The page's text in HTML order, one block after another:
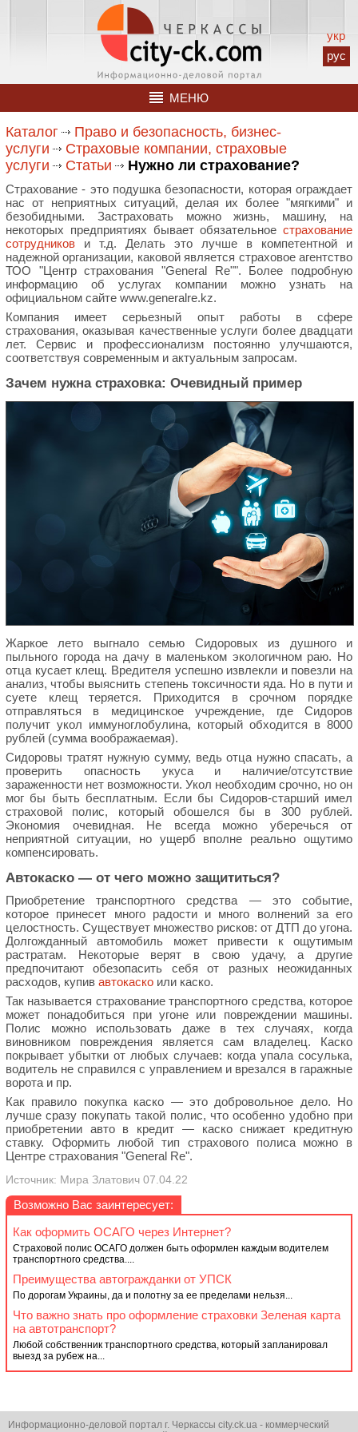
укр
рус
МЕНЮ
Каталог
Право и безопасность, бизнес-
услуги
Страховые компании, страховые
услуги
Статьи Нужно ли страхование?
Страхование - это подушка безопасности, которая ограждает
нас от неприятных ситуаций, делая их более "мягкими" и
безобидными. Застраховать можно жизнь, машину, на
некоторых предприятиях бывает обязательное страхование
сотрудников и т.д. Делать это лучше в компетентной и
надежной организации, каковой является страховое агентство
ТОО "Центр страхования "General Re"". Более подробную
информацию об услугах компании можно узнать на
официальном сайте www.generalre.kz.
Компания имеет серьезный опыт работы в сфере
страхования, оказывая качественные услуги более двадцати
лет. Сервис и профессионализм постоянно улучшаются,
соответствуя современным и актуальным запросам.
Зачем нужна страховка: Очевидный пример
Жаркое лето выгнало семью Сидоровых из душного и
пыльного города на дачу в маленьком экологичном раю. Но
отца кусает клещ. Вредителя успешно извлекли и повезли на
анализ, чтобы выяснить степень токсичности яда. Но в пути и
суете клещ теряется. Приходится в срочном порядке
отправляться в медицинское учреждение, где Сидоров
получит укол иммуноглобулина, который обходится в 8000
рублей (сумма воображаемая).
Сидоровы тратят нужную сумму, ведь отца нужно спасать, а
проверить опасность укуса и наличие/отсутствие
зараженности нет возможности. Укол необходим срочно, но он
мог бы быть бесплатным. Если бы Сидоров-старший имел
страховой полис, который обошелся бы в 300 рублей.
Экономия очевидная. Не всегда можно уберечься от
неприятной ситуации, но ущерб вполне реально ощутимо
компенсировать.
Автокаско — от чего можно защититься?
Приобретение транспортного средства — это событие,
которое принесет много радости и много волнений за его
целостность. Существует множество рисков: от ДТП до угона.
Долгожданный автомобиль может привести к ощутимым
растратам. Некоторые верят в свою удачу, а другие
предпочитают обезопасить себя от разных неожиданных
расходов, купив автокаско или каско.
Так называется страхование транспортного средства, которое
может понадобиться при угоне или повреждении машины.
Полис можно использовать даже в тех случаях, когда
виновником повреждения является сам владелец. Каско
покрывает убытки от любых случаев: когда упала сосулька,
водитель не справился с управлением и врезался в гаражные
ворота и пр.
Как правило покупка каско — это добровольное дело. Но
лучше сразу покупать такой полис, что особенно удобно при
приобретении авто в кредит — каско снижает кредитную
ставку. Оформить любой тип страхового полиса можно в
Центре страхования "General Re".
Источник: Мира Златович 07.04.22
Возможно Вас заинтересует:
Как оформить ОСАГО через Интернет?
Страховой полис ОСАГО должен быть оформлен каждым водителем
транспортного средства....
Преимущества автогражданки от УПСК
По дорогам Украины, да и полотну за ее пределами нельзя...
Что важно знать про оформление страховки Зеленая карта
на автотранспорт?
Любой собственник транспортного средства, который запланировал
выезд за рубеж на...
Информационно-деловой портал г. Черкассы city.ck.ua - коммерческий